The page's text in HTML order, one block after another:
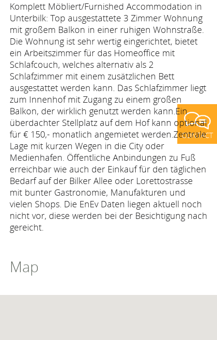
Komplett Möbliert/Furnished Accommodation in
Unterbilk: Top ausgestattete 3 Zimmer Wohnung
mit großem Balkon in einer ruhigen Wohnstraße.
Die Wohnung ist sehr wertig eingerichtet, bietet
ein Arbeitszimmer für das Homeoffice mit
Schlafcouch, welches alternativ als 2
Schlafzimmer mit einem zusätzlichen Bett
ausgestattet werden kann. Das Schlafzimmer liegt
zum Innenhof mit Zugang zu einem großen
Balkon, der wirklich genutzt werden kann.Ein
überdachter Stellplatz auf dem Hof kann optional
für € 150,- monatlich angemietet werden.Zentrale
Lage mit kurzen Wegen in die City oder
Medienhafen. Öffentliche Anbindungen zu Fuß
erreichbar wie auch der Einkauf für den täglichen
Bedarf auf der Bilker Allee oder Lorettostrasse
mit bunter Gastronomie, Manufakturen und
vielen Shops. Die EnEv Daten liegen aktuell noch
nicht vor, diese werden bei der Besichtigung nach
gereicht.
Map
CONTACT